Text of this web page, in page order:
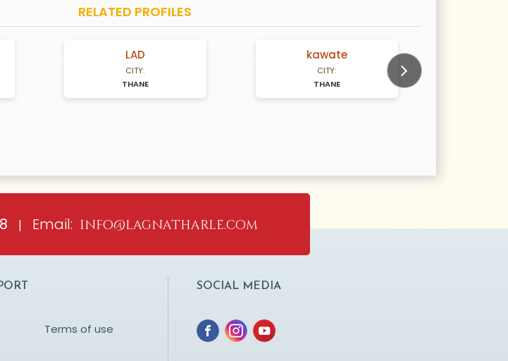
RELATED PROFILES
LAD
CITY:
THANE
N/A Years oldkawate
CITY:
THANE
Next
| Email: info@lagnatharle.com
Terms of use
SOCIAL MEDIA